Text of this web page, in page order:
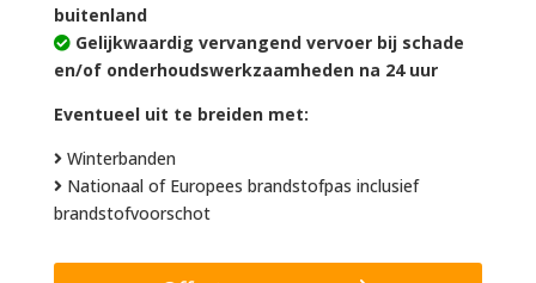
buitenland
Gelijkwaardig vervangend vervoer bij schade
en/of onderhoudswerkzaamheden na 24 uur
Eventueel uit te breiden met:
Winterbanden
Nationaal of Europees brandstofpas inclusief
brandstofvoorschot